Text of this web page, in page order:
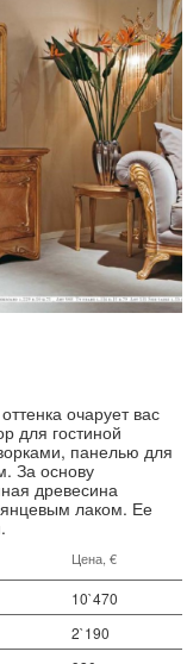
очарует вас
для гостиной
панелью для
За основу
древесина
лаком. Ее
Цена, €
10`470
2`190